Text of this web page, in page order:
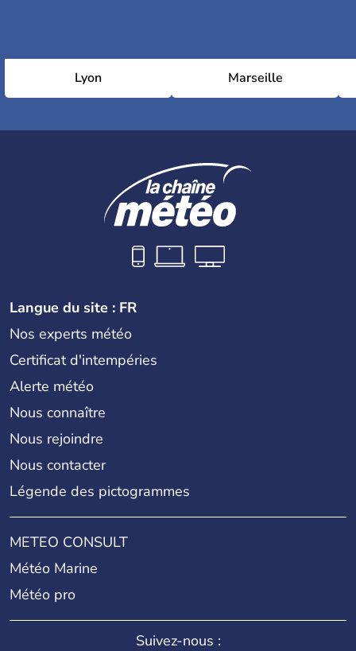
Lyon Marseille
Langue du site : FR
Nos experts météo
Certificat d'intempéries
Alerte météo
Nous connaître
Nous rejoindre
Nous contacter
Légende des pictogrammes
METEO CONSULT
Météo Marine
Météo pro
Suivez-nous :